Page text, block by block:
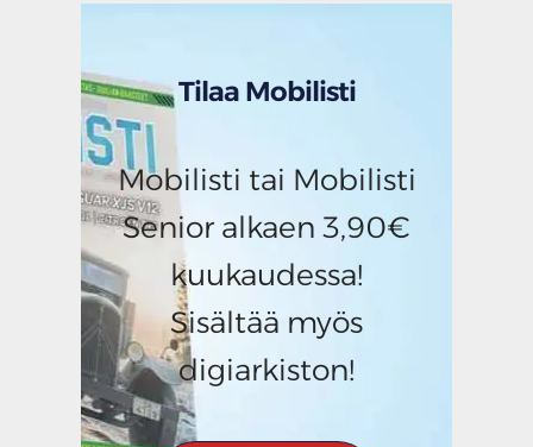
Tilaa Mobilisti
Mobilisti tai Mobilisti
Senior alkaen 3,90€
kuukaudessa!
Sisältää myös
digiarkiston!